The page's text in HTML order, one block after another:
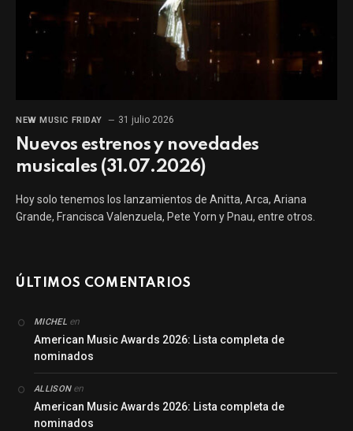
NEW MUSIC FRIDAY 31 julio 2026
Nuevos estrenos y novedades
musicales (31.07.2026)
Hoy solo tenemos los lanzamientos de Anitta, Arca, Ariana
Grande, Francisca Valenzuela, Pete Yorn y Pnau, entre otros.
ÚLTIMOS COMENTARIOS
MICHELen
American Music Awards 2026: Lista completa de
nominados
ALLISONen
American Music Awards 2026: Lista completa de
nominados